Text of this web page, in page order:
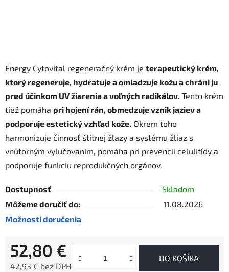
Energy Cytovital regeneračný krém je terapeutický krém,
ktorý regeneruje, hydratuje a omladzuje kožu a chráni ju
pred účinkom UV žiarenia a voľných radikálov. Tento krém
tiež pomáha pri hojení rán, obmedzuje vznik jaziev a
podporuje estetický vzhľad kože. Okrem toho
harmonizuje činnosť štítnej žľazy a systému žliaz s
vnútorným vylučovaním, pomáha pri prevencii celulitídy a
podporuje funkciu reprodukčných orgánov.
Dostupnosť
Skladom
Môžeme doručiť do:
11.08.2026
Možnosti doručenia
52,80 €
42,93 € bez DPH
DO KOŠÍKA